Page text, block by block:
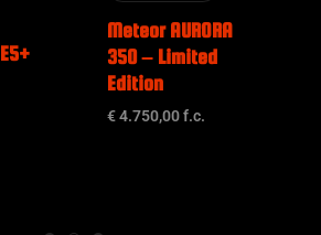
Meteor AURORA
350 – Limited
Edition
€ 4.750,00 f.c.